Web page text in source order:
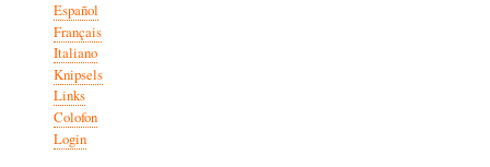
Español
Français
Italiano
Knipsels
Links
Colofon
Login